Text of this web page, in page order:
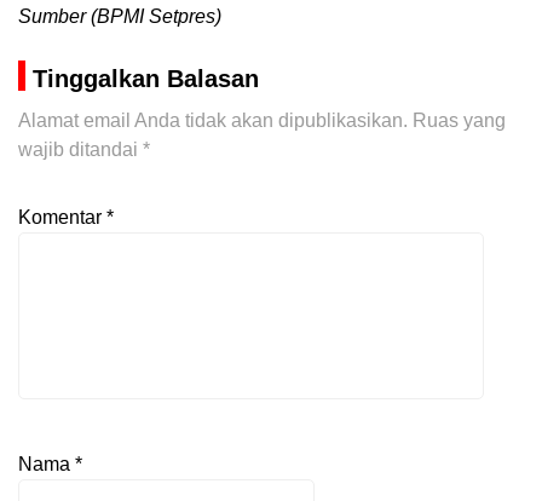
Sumber (BPMI Setpres)
Tinggalkan Balasan
Alamat email Anda tidak akan dipublikasikan. Ruas yang
wajib ditandai *
Komentar *
Nama *